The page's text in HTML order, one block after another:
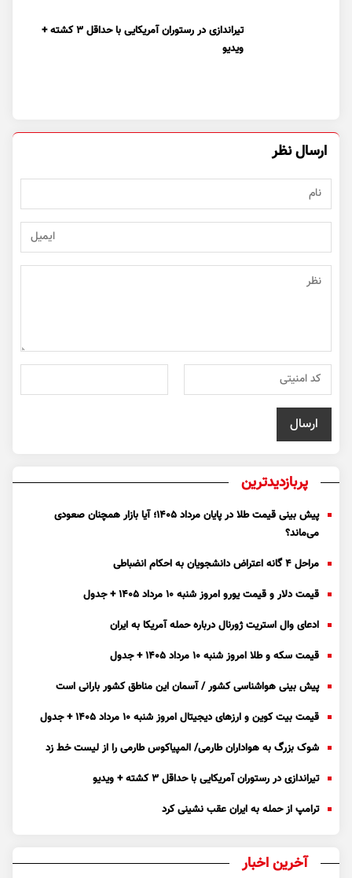
تیراندازی در رستوران آمریکایی با حداقل ۳ کشته +
ویدیو
ارسال نظر
پربازدیدترین
پیش بینی قیمت طلا در پایان مرداد 1405؛ آیا بازار همچنان صعودی
می‌ماند؟
مراحل ۴ گانه اعتراض دانشجویان به احکام انضباطی
قیمت دلار و قیمت یورو امروز شنبه ۱۰ مرداد ۱۴۰۵ + جدول
ادعای وال استریت ژورنال درباره حمله آمریکا به ایران
قیمت سکه و طلا امروز شنبه ۱۰ مرداد ۱۴۰۵ + جدول
پیش بینی هواشناسی کشور / آسمان این مناطق کشور بارانی است
قیمت بیت کوین و ارز‌های دیجیتال امروز شنبه ۱۰ مرداد ۱۴۰۵ + جدول
شوک بزرگ به هواداران طارمی/ المپیاکوس طارمی را از لیست خط زد
تیراندازی در رستوران آمریکایی با حداقل ۳ کشته + ویدیو
ترامپ از حمله به ایران عقب نشینی کرد
آخرین اخبار